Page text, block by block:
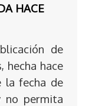
HACE
de
hecha hace
la fecha de
no permita